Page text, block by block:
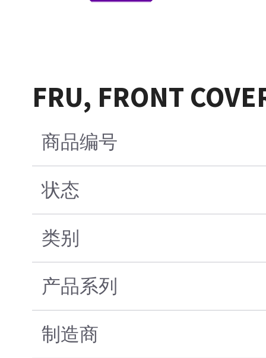
FRU, FRONT
商品编号
状态
类别
产品系列
制造商